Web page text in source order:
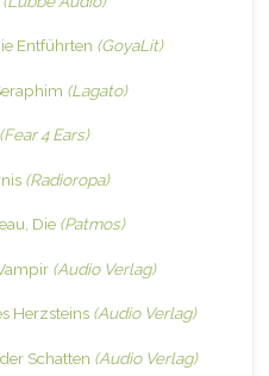
Entführten (GoyaLit)
(Lagato)
(Fear 4 Ears)
(Radioropa)
Die (Patmos)
(Audio Verlag)
Herzsteins (Audio Verlag)
Schatten (Audio Verlag)